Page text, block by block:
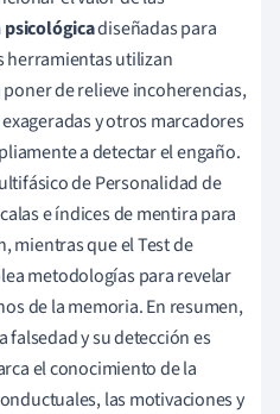
psicológicadiseñadas para
herramientas utilizan
de relieve incoherencias,
y otros marcadores
a detectar el engaño.
de Personalidad de
e índices de mentira para
mientras que el Test de
metodologías para revelar
de la memoria. En resumen,
falsedad y su detección es
el conocimiento de la
las motivaciones y